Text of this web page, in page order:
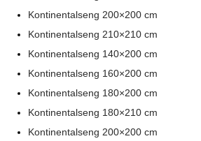
Kontinentalseng 200×200 cm
Kontinentalseng 210×210 cm
Kontinentalseng 140×200 cm
Kontinentalseng 160×200 cm
Kontinentalseng 180×200 cm
Kontinentalseng 180×210 cm
Kontinentalseng 200×200 cm